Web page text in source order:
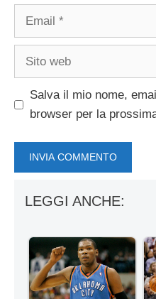
Email
Sito
Salva il mio nome,
browser per la
LEGGI ANCHE: